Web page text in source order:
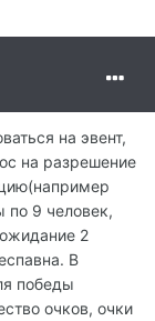
на эвент,
на разрешение
по 9 человек,
2
В
победы
очков, очки